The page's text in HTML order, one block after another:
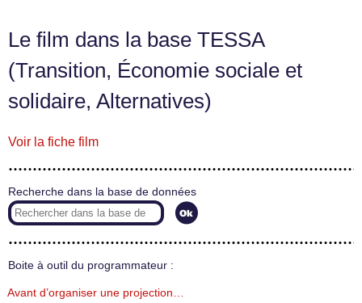
Le film dans la base TESSA
(Transition, Économie sociale et
solidaire, Alternatives)
Voir la fiche film
Recherche dans la base de données
Boite à outil du programmateur :
Avant d’organiser une projection…